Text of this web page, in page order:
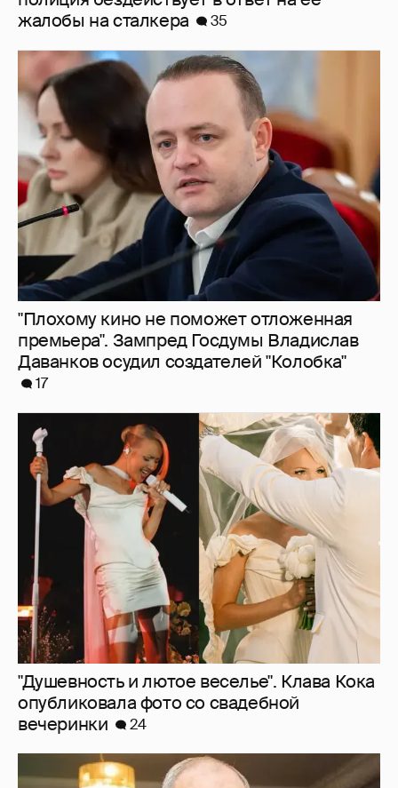
жалобы на сталкера
35
"Плохому кино не поможет отложенная
премьера". Зампред Госдумы Владислав
Даванков осудил создателей "Колобка"
17
"Душевность и лютое веселье". Клава Кока
опубликовала фото со свадебной
вечеринки
24